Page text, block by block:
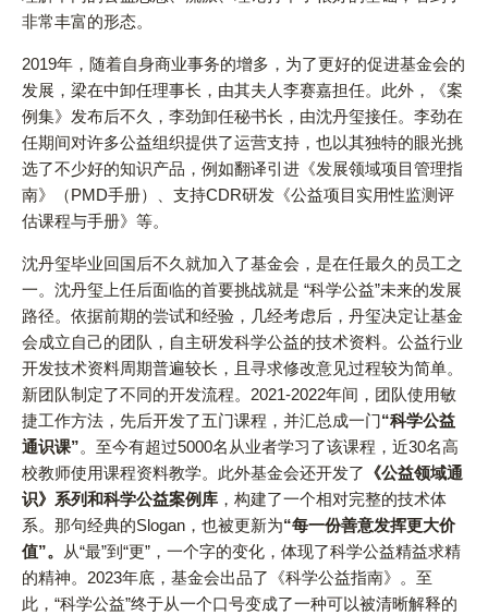
非常丰富的形态。
2019年，随着自身商业事务的增多，为了更好的促进基金会的
发展，梁在中卸任理事长，由其夫人李赛嘉担任。此外，《案
例集》发布后不久，李劲卸任秘书长，由沈丹玺接任。李劲在
任期间对许多公益组织提供了运营支持，也以其独特的眼光挑
选了不少好的知识产品，例如翻译引进《发展领域项目管理指
南》（PMD手册）、支持CDR研发《公益项目实用性监测评
估课程与手册》等。
沈丹玺毕业回国后不久就加入了基金会，是在任最久的员工之
一。沈丹玺上任后面临的首要挑战就是 “科学公益”未来的发展
路径。依据前期的尝试和经验，几经考虑后，丹玺决定让基金
会成立自己的团队，自主研发科学公益的技术资料。公益行业
开发技术资料周期普遍较长，且寻求修改意见过程较为简单。
新团队制定了不同的开发流程。2021-2022年间，团队使用敏
捷工作方法，先后开发了五门课程，并汇总成一门“科学公益
通识课”。至今有超过5000名从业者学习了该课程，近30名高
校教师使用课程资料教学。此外基金会还开发了 《公益领域通
识》系列和科学公益案例库 ，构建了一个相对完整的技术体
系。那句经典的Slogan，也被更新为“每一份善意发挥更大价
值”。
从“最”到“更”，一个字的变化，体现了科学公益精益求精
的精神。2023年底，基金会出品了《科学公益指南》。至
此，“科学公益”终于从一个口号变成了一种可以被清晰解释的